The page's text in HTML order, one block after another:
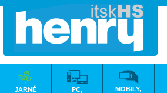
JARNÉ
PC,
MOBILY,